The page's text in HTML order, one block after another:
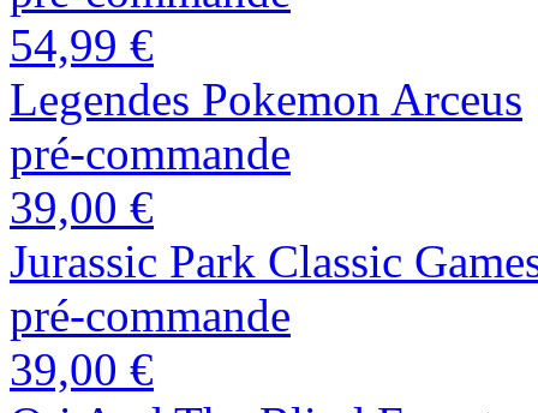
54,99 €
Legendes Pokemon Arceus
pré-commande
39,00 €
Jurassic Park Classic
pré-commande
39,00 €